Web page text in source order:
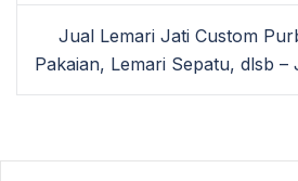
Jual Lemari Jati Custom
Pakaian, Lemari Sepatu, dlsb –